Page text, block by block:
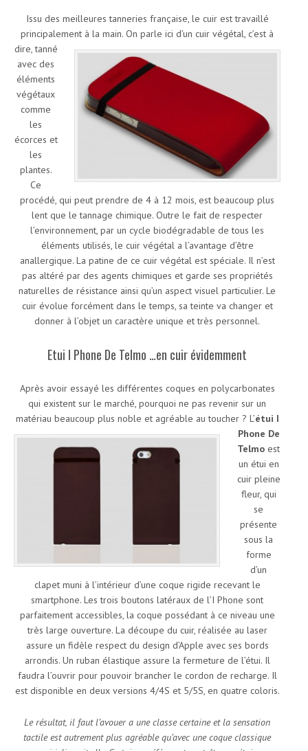
Issu des meilleures tanneries française, le cuir est travaillé
principalement à la main. On parle ici d’un cuir végétal, c’est à
dire, tanné
avec des
éléments
végétaux
comme
les
écorces et
les
plantes.
Ce
procédé, qui peut prendre de 4 à 12 mois, est beaucoup plus
lent que le tannage chimique. Outre le fait de respecter
l’environnement, par un cycle biodégradable de tous les
éléments utilisés, le cuir végétal a l’avantage d’être
anallergique. La patine de ce cuir végétal est spéciale. Il n’est
pas altéré par des agents chimiques et garde ses propriétés
naturelles de résistance ainsi qu’un aspect visuel particulier. Le
cuir évolue forcément dans le temps, sa teinte va changer et
donner à l’objet un caractère unique et très personnel.
Etui I Phone De Telmo …en cuir évidemment
Après avoir essayé les différentes coques en polycarbonates
qui existent sur le marché, pourquoi ne pas revenir sur un
matériau beaucoup plus noble et agréable au toucher ? L’étui I
Phone De
Telmo est
un étui en
cuir pleine
fleur, qui
se
présente
sous la
forme
d’un
clapet muni à l’intérieur d’une coque rigide recevant le
smartphone. Les trois boutons latéraux de l’I Phone sont
parfaitement accessibles, la coque possédant à ce niveau une
très large ouverture. La découpe du cuir, réalisée au laser
assure un fidèle respect du design d’Apple avec ses bords
arrondis. Un ruban élastique assure la fermeture de l’étui. Il
faudra l’ouvrir pour pouvoir brancher le cordon de recharge. Il
est disponible en deux versions 4/4S et 5/5S, en quatre coloris.
Le résultat, il faut l’avouer a une classe certaine et la sensation
tactile est autrement plus agréable qu’avec une coque classique